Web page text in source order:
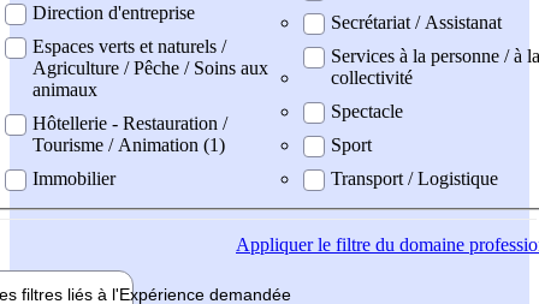
Direction d'entreprise
Espaces verts et naturels /
Agriculture / Pêche / Soins aux
animaux
Hôtellerie - Restauration /
Tourisme / Animation (1)
Immobilier
Secrétariat / Assistanat
Services à la personne / à la
collectivité
Spectacle
Sport
Transport / Logistique
Appliquerle filtre du domaine
filtres liés à l'Expérience demandée